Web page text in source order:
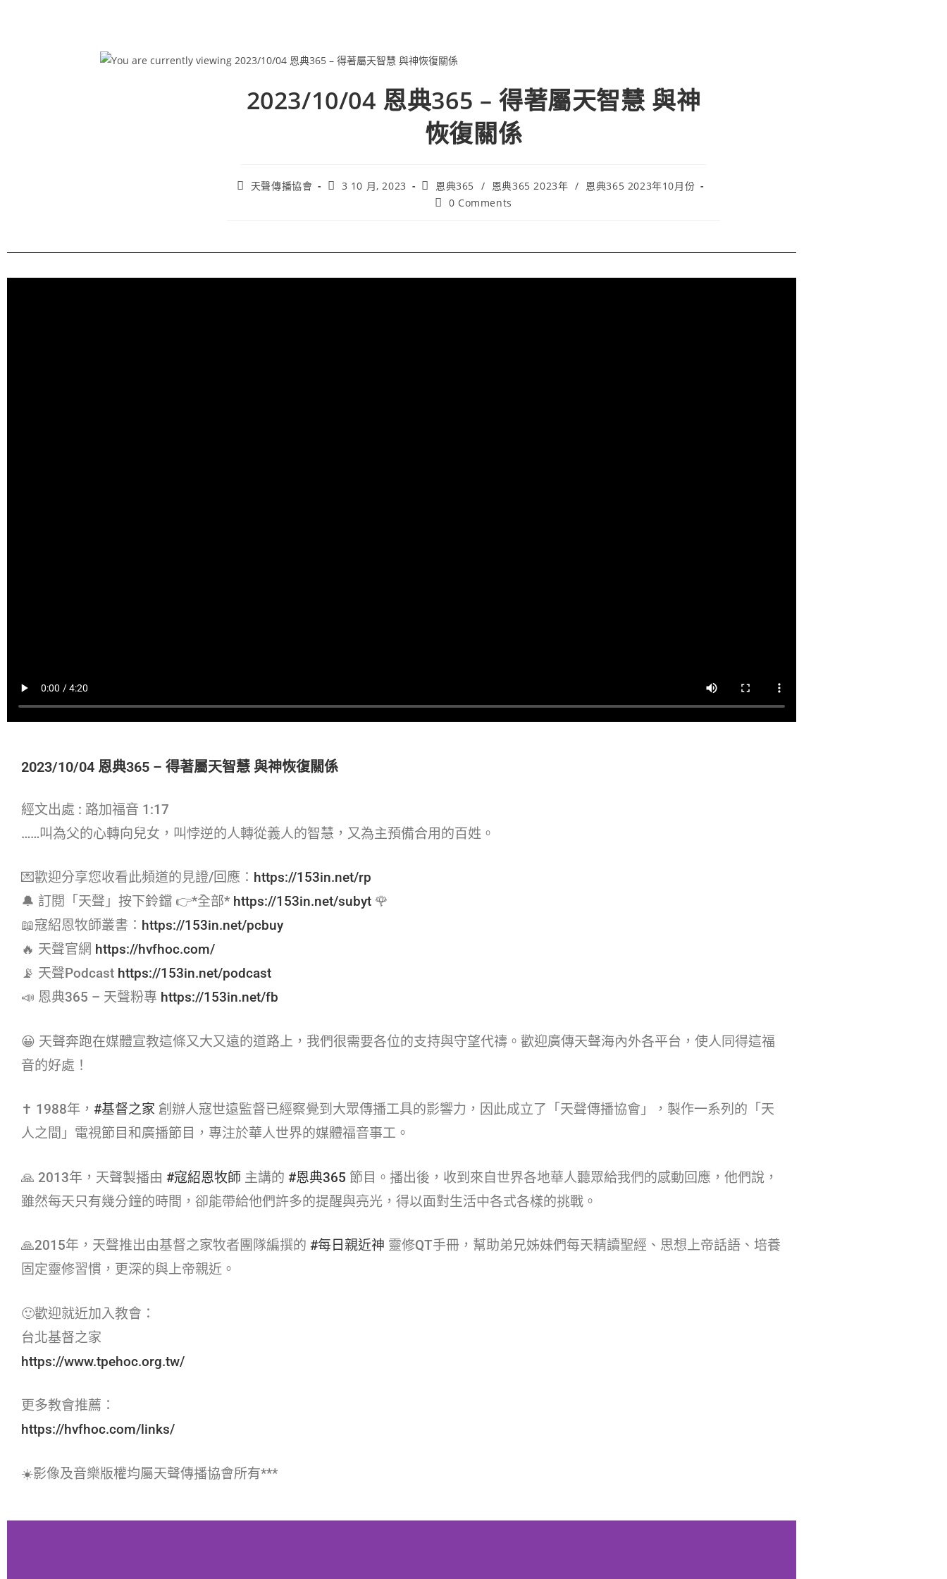
2023/10/04 恩典365 – 得著屬天智慧 與神
恢復關係
天聲傳播協會 3 10 月, 2023 恩典365 / 恩典365 2023年 /
恩典365 2023年10月份
0 Comments
2023/10/04 恩典365 – 得著屬天智慧 與神恢復關係
經文出處 : 路加福音 1:17
……叫為父的心轉向兒女，叫悖逆的人轉從義人的智慧，又為主預備合用的百姓。
💌歡迎分享您收看此頻道的見證/回應： https://153in.net/rp
🔔 訂閱「天聲」按下鈴鐺 👉*全部* https://153in.net/subyt 🌹
📖寇紹恩牧師叢書： https://153in.net/pcbuy
🔥 天聲官網 https://hvfhoc.com/
📡 天聲Podcast https://153in.net/podcast
📣 恩典365 – 天聲粉專 https://153in.net/fb
😀 天聲奔跑在媒體宣教這條又大又遠的道路上，我們很需要各位的支持與守望代禱。歡迎廣傳天聲海內外各平台，使人同得這福
音的好處！
✝ 1988年， #基督之家​ 創辦人寇世遠監督已經察覺到大眾傳播工具的影響力，因此成立了「天聲傳播協會」，製作一系列的「天
人之間」電視節目和廣播節目，專注於華人世界的媒體福音事工。
🙏 2013年，天聲製播由 #寇紹恩牧師​ 主講的 #恩典365​ 節目。播出後，收到來自世界各地華人聽眾給我們的感動回應，他們說，
雖然每天只有幾分鐘的時間，卻能帶給他們許多的提醒與亮光，得以面對生活中各式各樣的挑戰。
🙏2015年，天聲推出由基督之家牧者團隊編撰的 #每日親近神​ 靈修QT手冊，幫助弟兄姊妹們每天精讀聖經、思想上帝話語、培養
固定靈修習慣，更深的與上帝親近。
🙂歡迎就近加入教會：
台北基督之家
https://www.tpehoc.org.tw/
更多教會推薦：
https://hvfhoc.com/links/
☀️影像及音樂版權均屬天聲傳播協會所有***